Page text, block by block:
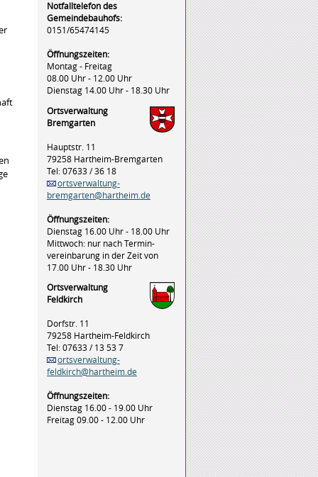
Notfalltelefon des
Gemeindebauhofs:
0151/65474145
Öffnungszeiten:
Montag - Freitag
08.00 Uhr - 12.00 Uhr
Dienstag 14.00 Uhr - 18.30 Uhr
Ortsverwaltung
Bremgarten
Hauptstr. 11
79258 Hartheim-Bremgarten
Tel: 07633 / 36 18
ortsverwaltung-
bremgarten@hartheim.de
Öffnungszeiten:
Dienstag 16.00 Uhr - 18.00 Uhr
Mittwoch: nur nach Termin-
vereinbarung in der Zeit von
17.00 Uhr - 18.30 Uhr
Ortsverwaltung
Feldkirch
Dorfstr. 11
79258 Hartheim-Feldkirch
Tel: 07633 / 13 53 7
ortsverwaltung-
feldkirch@hartheim.de
Öffnungszeiten:
Dienstag 16.00 - 19.00 Uhr
Freitag 09.00 - 12.00 Uhr